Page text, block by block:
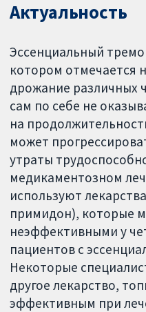
Актуальность
Эссенциальный
котором отмечается
дрожание различных
сам по себе не
на
может
утраты
медикаментозном
используют
примидон), которые
неэффективными у
пациентов с
Некоторые
другое лекарство,
эффективным при